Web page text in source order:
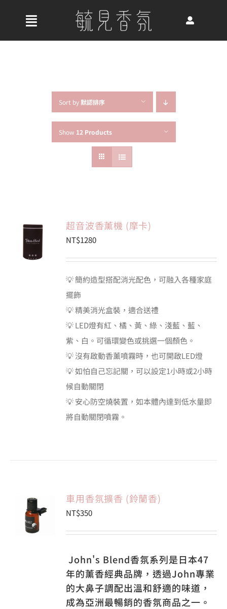
收
關於我們
最新消息
會員專區
Sort by 默認排序
Show 12 Products
加入購
物車
情
超音波香薰機 (摩卡)
NT$1280
💡 簡約造型搭配消光配色，可融入各種家庭
擺飾
💡 精美消光盒裝，適合送禮
💡 LED燈有紅、橘、黃、綠、淺藍、藍、
紫、白。可循環變色或挑選一個顏色。
💡 沒有啟動香薰噴霧時，也可開啟LED燈
💡 如怕自己忘記關，可以設定1小時或2小時
候自動關閉
💡 安心防空燒裝置，如本體內達到低水量即
將自動關閉噴霧。
加入購
物車
詳
情
車用香氛擴香 (鈴蘭香)
NT$350
John's Blend香氛系列是日本47
年的薰香經典品牌，透過John專業
的大鼻子調配出溫和舒適的味道，
成為亞洲最暢銷的香氛商品之一。